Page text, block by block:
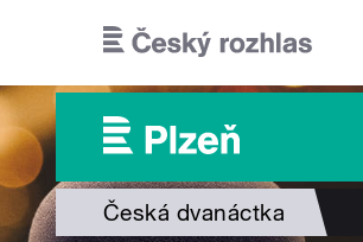
Česká dvanáctka